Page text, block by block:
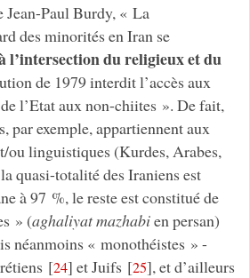
Jean-Paul Burdy, « La
des minorités en Iran se
l’intersection du religieux et du
de 1979 interdit l’accès aux
l’Etat aux non-chiites ». De fait,
par exemple, appartiennent aux
ou linguistiques (Kurdes, Arabes,
quasi-totalité des Iraniens est
à 97 %, le reste est constitué de
» (aghaliyat mazhabien persan)
néanmoins « monothéistes » -
[24] et Juifs [25], et d’ailleurs